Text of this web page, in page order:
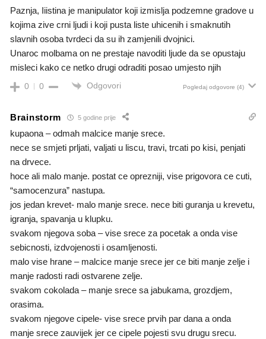
Paznja, Iiistina je manipulator koji izmislja podzemne gradove u
kojima zive crni ljudi i koji pusta liste uhicenih i smaknutih
slavnih osoba tvrdeci da su ih zamjenili dvojnici.
Unaroc molbama on ne prestaje navoditi ljude da se opustaju
misleci kako ce netko drugi odraditi posao umjesto njih
0 0 Odgovori Pogledaj odgovore (4)
Brainstorm 5 godine prije
kupaona – odmah malcice manje srece.
nece se smjeti prljati, valjati u liscu, travi, trcati po kisi, penjati
na drvece.
hoce ali malo manje. postat ce oprezniji, vise prigovora ce cuti,
“samocenzura” nastupa.
jos jedan krevet- malo manje srece. nece biti guranja u krevetu,
igranja, spavanja u klupku.
svakom njegova soba – vise srece za pocetak a onda vise
sebicnosti, izdvojenosti i osamljenosti.
malo vise hrane – malcice manje srece jer ce biti manje zelje i
manje radosti radi ostvarene zelje.
svakom cokolada – manje srece sa jabukama, grozdjem,
orasima.
svakom njegove cipele- vise srece prvih par dana a onda
manje srece zauvijek jer ce cipele pojesti svu drugu srecu.